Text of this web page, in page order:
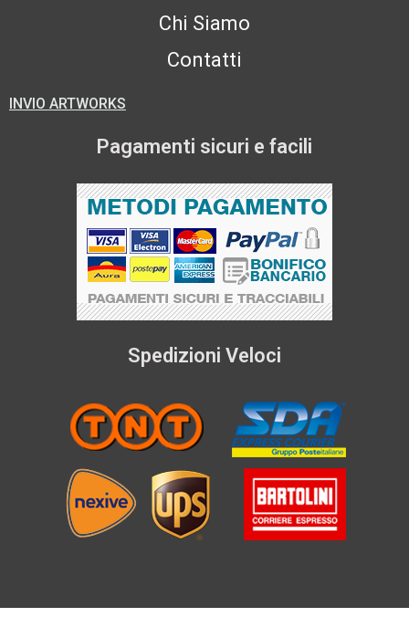
Chi Siamo
Contatti
INVIO ARTWORKS
Pagamenti sicuri e facili
Spedizioni Veloci